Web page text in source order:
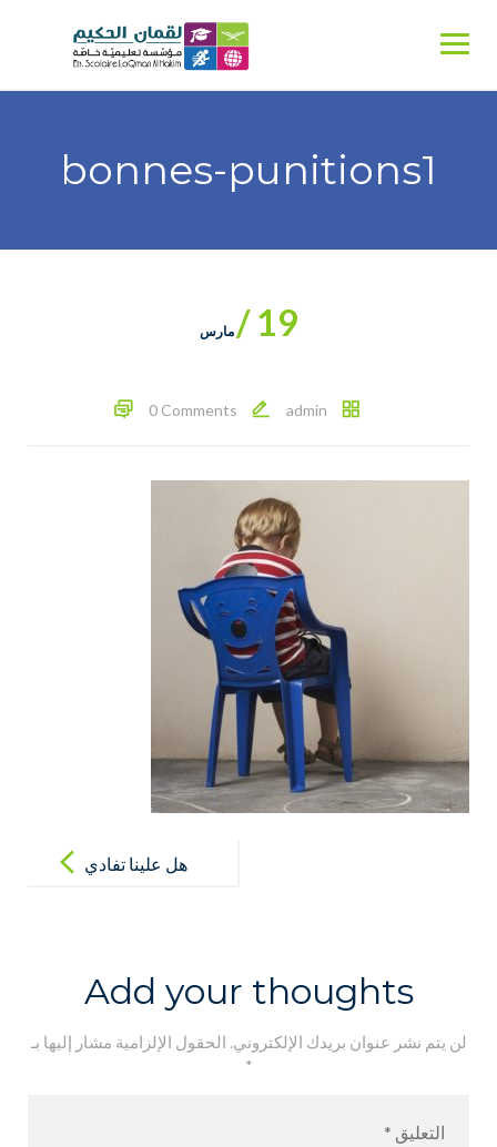
bonnes-punitions1
19 / مارس
admin
0 Comments
هل علينا تفادي
Add your thoughts
لن يتم نشر عنوان بريدك الإلكتروني. الحقول الإلزامية مشار إليها بـ
*